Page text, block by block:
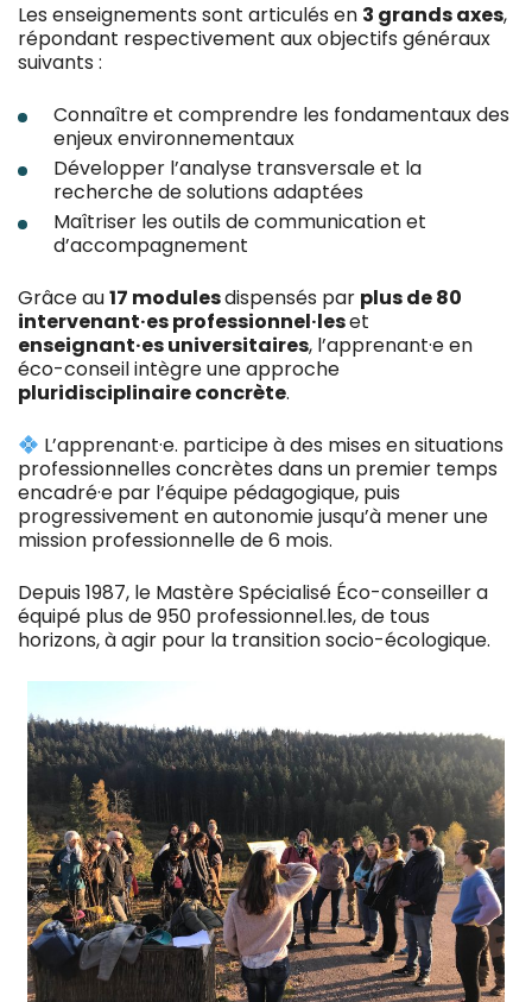
Les enseignements sont articulés en 3 grands axes,
répondant respectivement aux objectifs généraux
suivants :
Connaître et comprendre les fondamentaux des
enjeux environnementaux
Développer l’analyse transversale et la
recherche de solutions adaptées
Maîtriser les outils de communication et
d’accompagnement
Grâce au17 modulesdispensés par plus de 80
intervenant·es professionnel·leset
enseignant·es universitaires, l’apprenant·e en
éco-conseil intègre une approche
pluridisciplinaire concrète.
L’apprenant·e. participe à des mises en situations
professionnelles concrètes dans un premier temps
encadré·e par l’équipe pédagogique, puis
progressivement en autonomie jusqu’à mener une
mission professionnelle de 6 mois.
Depuis 1987, le Mastère Spécialisé Éco-conseiller a
équipé plus de 950 professionnel.les, de tous
horizons, à agir pour la transition socio-écologique.